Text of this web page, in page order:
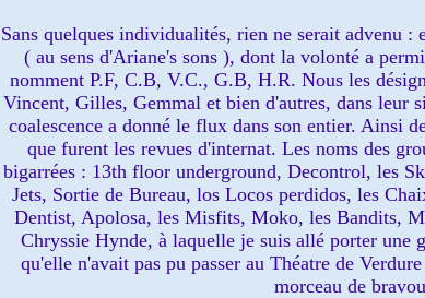
Sans quelques individualités, rien ne serait advenu
( au sens d'Ariane's sons ), dont la volonté a
nomment P.F, C.B, V.C., G.B, H.R. Nous les
Vincent, Gilles, Gemmal et bien d'autres, dans leur
coalescence a donné le flux dans son entier. Ainsi
que furent les revues d'internat. Les noms des
bigarrées : 13th floor underground, Decontrol, les
Jets, Sortie de Bureau, los Locos perdidos, les
Dentist, Apolosa, les Misfits, Moko, les Bandits,
Chryssie Hynde, à laquelle je suis allé porter une
qu'elle n'avait pas pu passer au Théatre de
morceau de